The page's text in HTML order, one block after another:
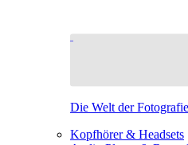
Die Welt der
Kopfhörer & Headsets